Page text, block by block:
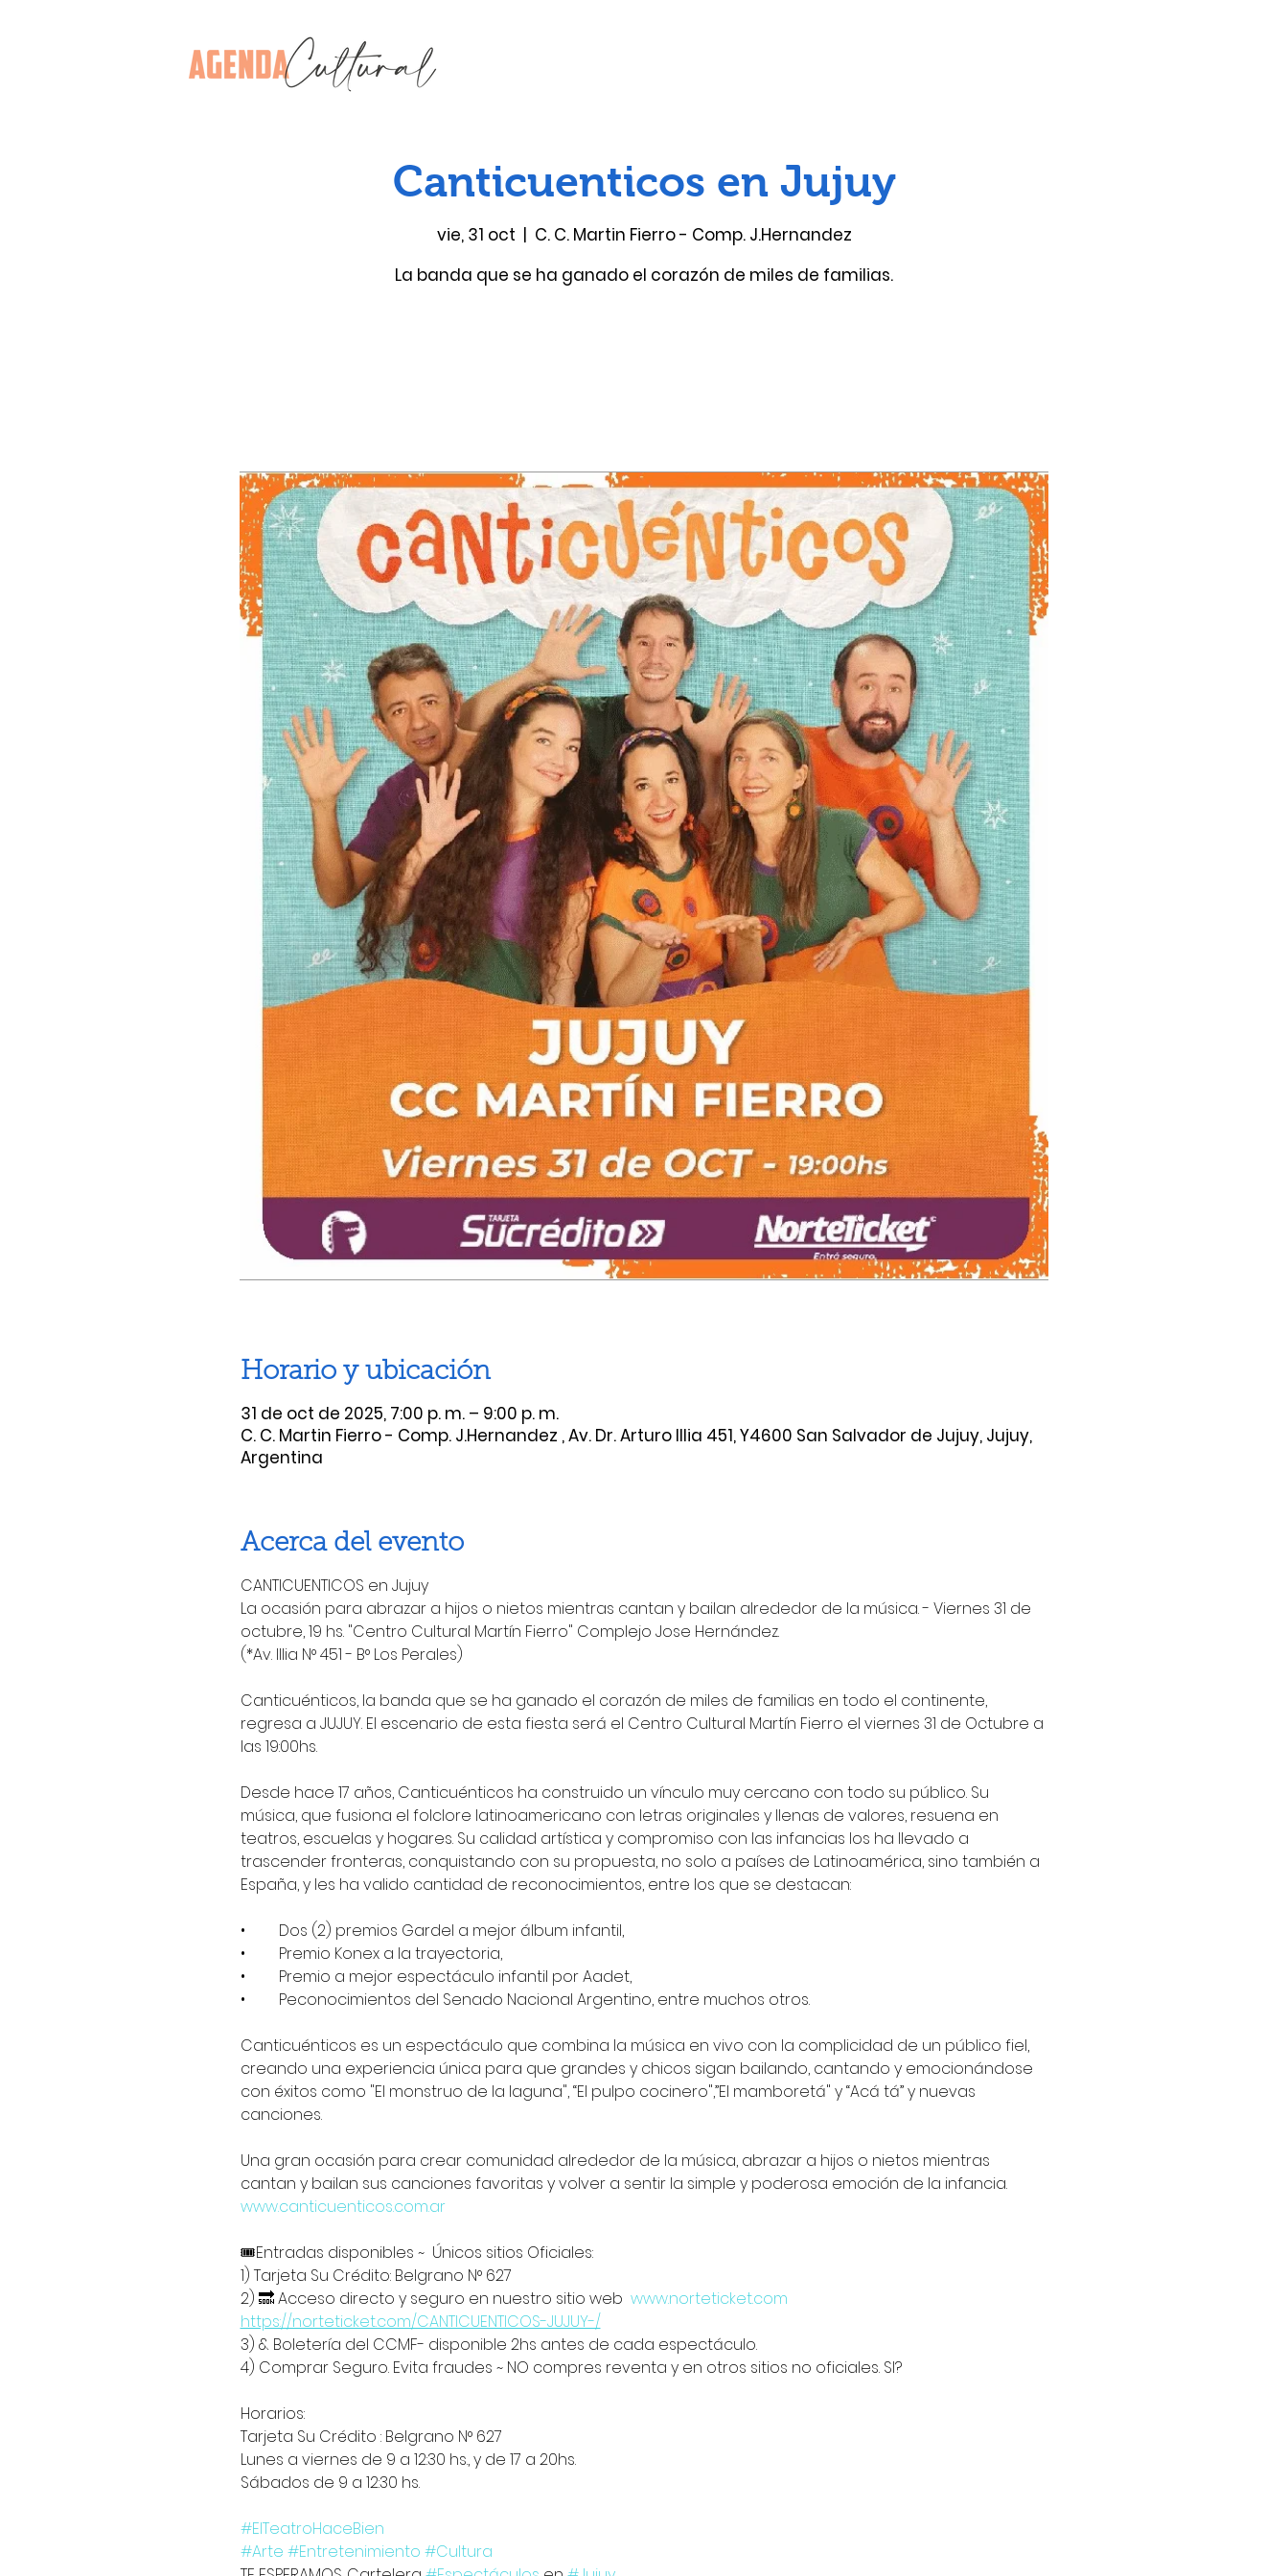
Canticuenticos en Jujuy
vie, 31 oct
  |
C. C. Martin Fierro - Comp. J.Hernandez
La banda que se ha ganado el corazón de miles de familias.
Horario y ubicación
31 de oct de 2025, 7:00 p. m. – 9:00 p. m.
C. C. Martin Fierro - Comp. J.Hernandez , Av. Dr. Arturo Illia 451, Y4600 San Salvador de Jujuy, Jujuy,
Argentina
Acerca del evento
CANTICUENTICOS en Jujuy
La ocasión para abrazar a hijos o nietos mientras cantan y bailan alrededor de la música. - Viernes 31 de
octubre, 19 hs. "Centro Cultural Martín Fierro" Complejo Jose Hernández.
(*Av. Illia N° 451 - B° Los Perales)
Canticuénticos, la banda que se ha ganado el corazón de miles de familias en todo el continente,
regresa a JUJUY. El escenario de esta fiesta será el Centro Cultural Martín Fierro el viernes 31 de Octubre a
las 19:00hs.
Desde hace 17 años, Canticuénticos ha construido un vínculo muy cercano con todo su público. Su
música, que fusiona el folclore latinoamericano con letras originales y llenas de valores, resuena en
teatros, escuelas y hogares. Su calidad artística y compromiso con las infancias los ha llevado a
trascender fronteras, conquistando con su propuesta, no solo a países de Latinoamérica, sino también a
España, y les ha valido cantidad de reconocimientos, entre los que se destacan:
•	Dos (2) premios Gardel a mejor álbum infantil,
•	Premio Konex a la trayectoria,
•	Premio a mejor espectáculo infantil por Aadet,
•	Peconocimientos del Senado Nacional Argentino, entre muchos otros.
Canticuénticos es un espectáculo que combina la música en vivo con la complicidad de un público fiel,
creando una experiencia única para que grandes y chicos sigan bailando, cantando y emocionándose
con éxitos como "El monstruo de la laguna", “El pulpo cocinero",”El mamboretá" y “Acá tá” y nuevas
canciones.
Una gran ocasión para crear comunidad alrededor de la música, abrazar a hijos o nietos mientras
cantan y bailan sus canciones favoritas y volver a sentir la simple y poderosa emoción de la infancia.
www.canticuenticos.com.ar
🎟️Entradas disponibles ~  Únicos sitios Oficiales:
1) Tarjeta Su Crédito: Belgrano N° 627
2) 🔜 Acceso directo y seguro en nuestro sitio web www.norteticket.com
https://norteticket.com/CANTICUENTICOS-JUJUY-/
3) & Boletería del CCMF- disponible 2hs antes de cada espectáculo.
4) Comprar Seguro. Evita fraudes ~ NO compres reventa y en otros sitios no oficiales. SI?
Horarios:
Tarjeta Su Crédito : Belgrano N° 627
Lunes a viernes de 9 a 12:30 hs., y de 17 a 20hs.
Sábados de 9 a 12:30 hs.
#ElTeatroHaceBien
#Arte #Entretenimiento #Cultura